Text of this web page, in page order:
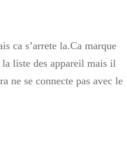
ca s’arrete la.Ca marque
liste des appareil mais il
ne se connecte pas avec le